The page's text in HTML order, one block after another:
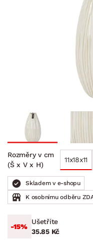
Rozměry v cm
(Š x V x H)
11x18x11
Skladem v e-shopu
K osobnímu odběru
-15%
Ušetříte
35.85 Kč